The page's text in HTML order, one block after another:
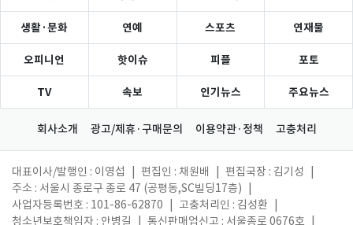
생활·문화 연예 스포츠 연재물
오피니언 핫이슈 피플 포토
TV 속보 인기뉴스 주요뉴스
회사소개 광고/제휴·구매문의 이용약관·정책 고충처리
대표이사/발행인 : 이영섭 편집인 : 채원배 편집국장 : 김기성
주소 : 서울시 종로구 종로 47 (공평동,SC빌딩17층)
사업자등록번호 : 101-86-62870
고충처리인 : 김성환
청소년보호책임자 : 안병길
통신판매업신고 : 서울종로 0676호